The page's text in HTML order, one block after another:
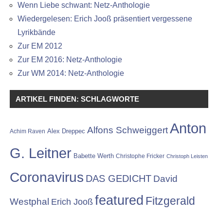
Wenn Liebe schwant: Netz-Anthologie
Wiedergelesen: Erich Jooß präsentiert vergessene
Lyrikbände
Zur EM 2012
Zur EM 2016: Netz-Anthologie
Zur WM 2014: Netz-Anthologie
ARTIKEL FINDEN: SCHLAGWORTE
Achim Raven Alex Dreppec Alfons SchweiggertAnton
G. Leitner Babette Werth Christophe Fricker Christoph Leisten
Coronavirus DAS GEDICHT David
Westphal Erich Jooß featured Fitzgerald